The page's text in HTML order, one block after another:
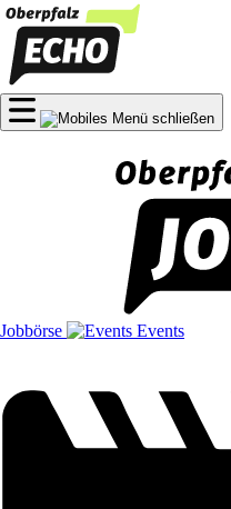
Jobbörse Events